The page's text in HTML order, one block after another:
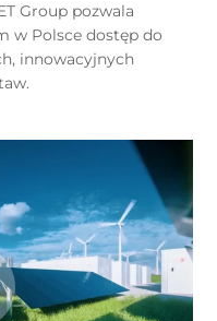
Group pozwala
w Polsce dostęp do
innowacyjnych